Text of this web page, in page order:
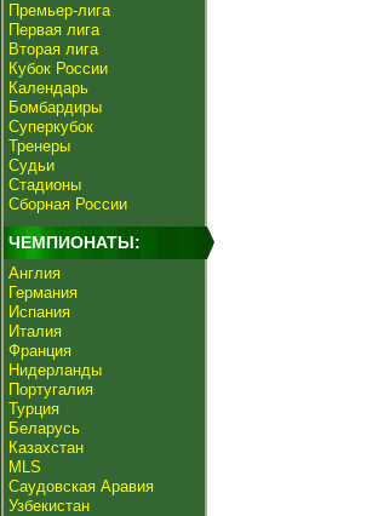
Премьер-лига
Первая лига
Вторая лига
Кубок России
Календарь
Бомбардиры
Суперкубок
Тренеры
Судьи
Стадионы
Сборная России
ЧЕМПИОНАТЫ:
Англия
Германия
Испания
Италия
Франция
Нидерланды
Португалия
Турция
Беларусь
Казахстан
MLS
Саудовская Аравия
Узбекистан